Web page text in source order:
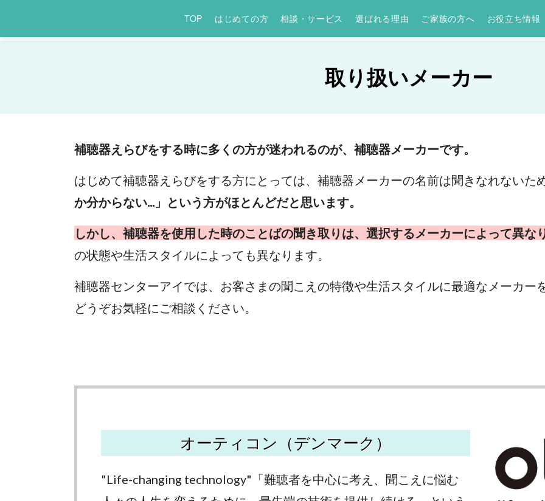
TOP はじめての方 相談・サービス 選ばれる理由 ご家族の方へ お役立ち情報
取り扱いメーカー
補聴器えらびをする時に多くの方が迷われるのが、補聴器メーカーです。
はじめて補聴器えらびをする方にとっては、補聴器メーカーの名前は聞きなれないた
か分からない...」という方がほとんどだと思います。
しかし、補聴器を使用した時のことばの聞き取りは、選択するメーカーによって異な
の状態や生活スタイルによっても異なります。
補聴器センターアイでは、お客さまの聞こえの特徴や生活スタイルに最適なメーカー
どうぞお気軽にご相談ください。
オーティコン（デンマーク）
"Life-changing technology"「難聴者を中心に考え、聞こえに悩む